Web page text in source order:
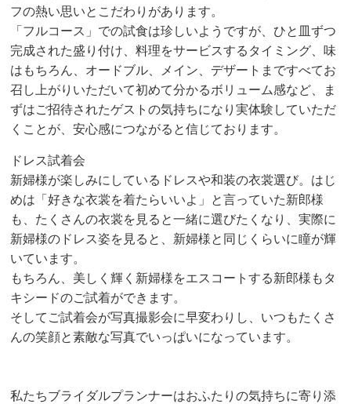
フの熱い思いとこだわりがあります。
「フルコース」での試食は珍しいようですが、ひと皿ずつ
完成された盛り付け、料理をサービスするタイミング、味
はもちろん、オードブル、メイン、デザートまですべてお
召し上がりいただいて初めて分かるボリューム感など、ま
ずはご招待されたゲストの気持ちになり実体験していただ
くことが、安心感につながると信じております。
ドレス試着会
新婦様が楽しみにしているドレスや和装の衣裳選び。はじ
めは「好きな衣裳を着たらいいよ」と言っていた新郎様
も、たくさんの衣裳を見ると一緒に選びたくなり、実際に
新婦様のドレス姿を見ると、新婦様と同じくらいに瞳が輝
いています。
もちろん、美しく輝く新婦様をエスコートする新郎様もタ
キシードのご試着ができます。
そしてご試着会が写真撮影会に早変わりし、いつもたくさ
んの笑顔と素敵な写真でいっぱいになっています。
私たちブライダルプランナーはおふたりの気持ちに寄り添